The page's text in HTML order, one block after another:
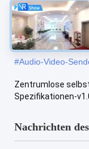
AES128
Ad-hoc-Netzwerk
#Audio-Video-
Zentrumlose
Spezifikationen-
Nachrichten